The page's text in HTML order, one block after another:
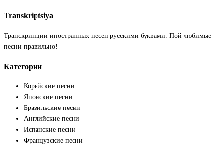
Transkriptsiya
Транскрипции иностранных песен русскими буквами. Пой любимые
песни правильно!
Категории
Корейские песни
Японские песни
Бразильские песни
Английские песни
Испанские песни
Французские песни